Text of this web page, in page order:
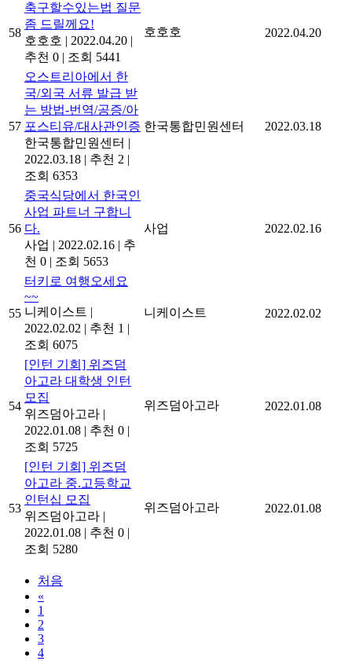
58
축구할수있는법 질문
좀 드릴께요!
호호호 | 2022.04.20 |
추천 0 | 조회 5441
호호호 2022.04.20
57
오스트리아에서 한
국/외국 서류 발급 받
는 방법-번역/공증/아
포스티유/대사관인증
한국통합민원센터 |
2022.03.18 | 추천 2 |
조회 6353
한국통합민원센터 2022.03.18
56
중국식당에서 한국인
사업 파트너 구합니
다.
사업 | 2022.02.16 | 추
천 0 | 조회 5653
사업 2022.02.16
55
터키로 여행오세요
~~
니케이스트 |
2022.02.02 | 추천 1 |
조회 6075
니케이스트 2022.02.02
54
[인턴 기회] 위즈덤
아고라 대학생 인턴
모집
위즈덤아고라 |
2022.01.08 | 추천 0 |
조회 5725
위즈덤아고라 2022.01.08
53
[인턴 기회] 위즈덤
아고라 중.고등학교
인턴십 모집
위즈덤아고라 |
2022.01.08 | 추천 0 |
조회 5280
위즈덤아고라 2022.01.08
처음
«
1
2
3
4